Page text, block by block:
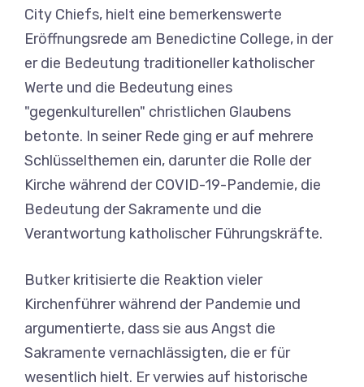
City Chiefs, hielt eine bemerkenswerte
Eröffnungsrede am Benedictine College, in der
er die Bedeutung traditioneller katholischer
Werte und die Bedeutung eines
"gegenkulturellen" christlichen Glaubens
betonte. In seiner Rede ging er auf mehrere
Schlüsselthemen ein, darunter die Rolle der
Kirche während der COVID-19-Pandemie, die
Bedeutung der Sakramente und die
Verantwortung katholischer Führungskräfte.
Butker kritisierte die Reaktion vieler
Kirchenführer während der Pandemie und
argumentierte, dass sie aus Angst die
Sakramente vernachlässigten, die er für
wesentlich hielt. Er verwies auf historische